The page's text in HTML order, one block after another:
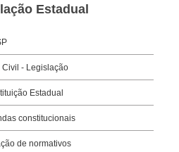
Estadual
Civil - Legislação
Estadual
constitucionais
de normativos